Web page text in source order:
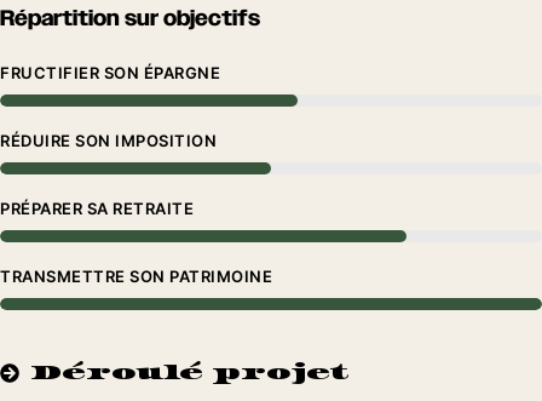
Répartition sur objectifs
FRUCTIFIER SON ÉPARGNE
RÉDUIRE SON IMPOSITION
PRÉPARER SA RETRAITE
TRANSMETTRE SON PATRIMOINE
Déroulé projet